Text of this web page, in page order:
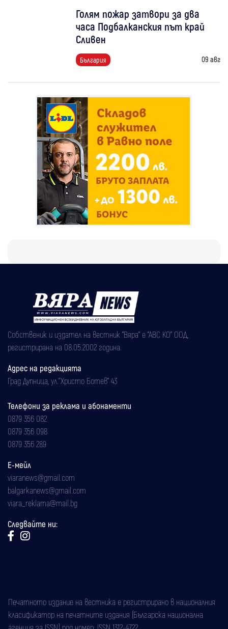
Голям пожар затвори за два
часа Подбалканския път край
Сливен
България 09 авг
Собственик и издател на вестник "Вяра" е "АВС КО" ООД,
регистрирана на 08.05.2002 година.
Адрес на редакцията
Град Дупница, ул.''Христо Ботев" 43
Телефони за реклама и абонаменти
0879 356 082
0879 356 098
0879 356 289
Е-мейл
viaranews@gmail.com
balgarkanews@gmail.com
viara_reklama@mail.bg
Следвайте ни:
Печатното издание на вестника е регистрирано в националния
класификатор на печатните издания (Българска национална
агенция за ISSN) под номер: ISSN 1312-4722.